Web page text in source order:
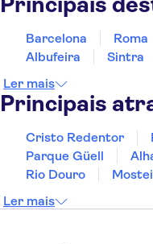
Barcelona Roma
Albufeira
Sintra
Ler mais
Principais
Cristo Redentor
Parque Güell
Rio Douro
Ler mais